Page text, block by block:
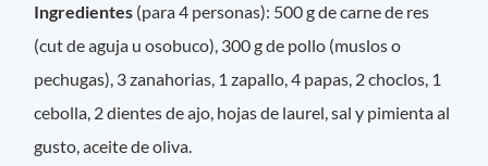
Ingredientes (para 4 personas): 500 g de carne de res
(cut de aguja u osobuco), 300 g de pollo (muslos o
pechugas), 3 zanahorias, 1 zapallo, 4 papas, 2 choclos, 1
cebolla, 2 dientes de ajo, hojas de laurel, sal y pimienta al
gusto, aceite de oliva.